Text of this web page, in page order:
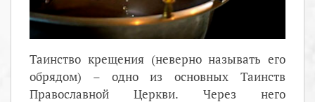
Таинство крещения (неверно называть его
обрядом) – одно из основных Таинств
Православной Церкви. Через него